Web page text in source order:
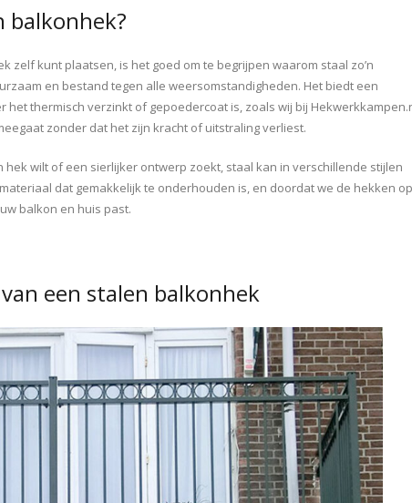
balkonhek?
kunt plaatsen, is het goed om te begrijpen waarom staal zo’n
en bestand tegen alle weersomstandigheden. Het biedt een
thermisch verzinkt of gepoedercoat is, zoals wij bij
zonder dat het zijn kracht of uitstraling verliest.
wilt of een sierlijker ontwerp zoekt, staal kan in verschillende stijlen
dat gemakkelijk te onderhouden is, en doordat we de hekken op
balkon en huis past.
een stalen balkonhek